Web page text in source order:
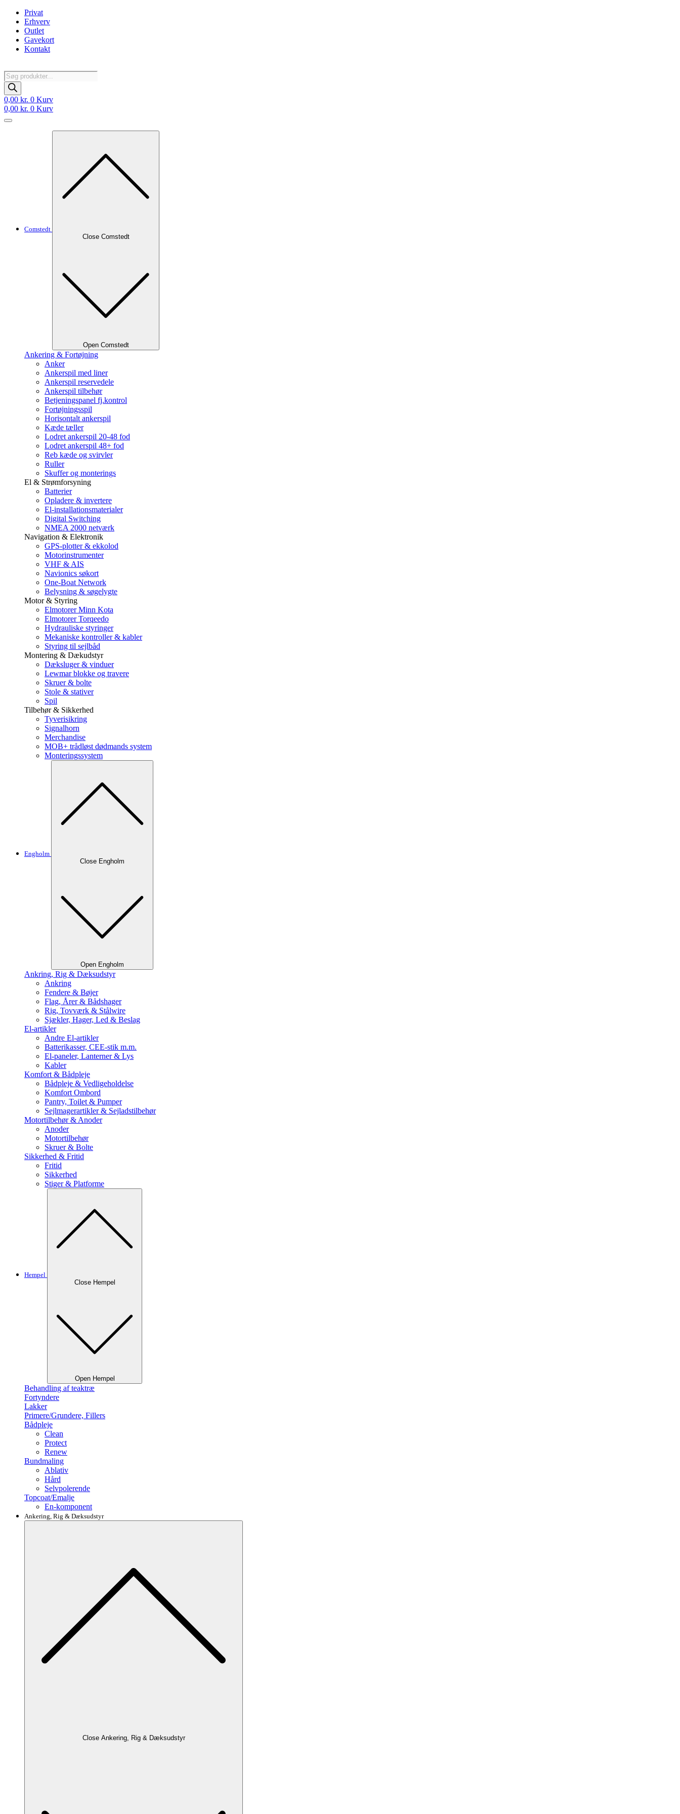
Videre
indhold
Privat
Erhverv
Outlet
Gavekort
Kontakt
Products
search
0,00 kr. 0 Kurv
0,00 kr. 0 Kurv
Comstedt
Close Comstedt
Open Comstedt
Ankering & Fortøjning
Anker
Ankerspil med liner
Ankerspil reservedele
Ankerspil tilbehør
Betjeningspanel fj.kontrol
Fortøjningsspil
Horisontalt ankerspil
Kæde tæller
Lodret ankerspil 20-48 fod
Lodret ankerspil 48+ fod
Reb kæde og svirvler
Ruller
Skuffer og monterings
El & Strømforsyning
Batterier
Opladere & invertere
El-installationsmaterialer
Digital Switching
NMEA 2000 netværk
Navigation & Elektronik
GPS-plotter & ekkolod
Motorinstrumenter
VHF & AIS
Navionics søkort
One-Boat Network
Belysning & søgelygte
Motor & Styring
Elmotorer Minn Kota
Elmotorer Torqeedo
Hydrauliske styringer
Mekaniske kontroller & kabler
Styring til sejlbåd
Montering & Dækudstyr
Dæksluger & vinduer
Lewmar blokke og travere
Skruer & bolte
Stole & stativer
Spil
Tilbehør & Sikkerhed
Tyverisikring
Signalhorn
Merchandise
MOB+ trådløst dødmands system
Monteringssystem
Engholm
Close Engholm
Open Engholm
Ankring, Rig & Dæksudstyr
Ankring
Fendere & Bøjer
Flag, Årer & Bådshager
Rig, Tovværk & Stålwire
Sjækler, Hager, Led & Beslag
El-artikler
Andre El-artikler
Batterikasser, CEE-stik m.m.
El-paneler, Lanterner & Lys
Kabler
Komfort & Bådpleje
Bådpleje & Vedligeholdelse
Komfort Ombord
Pantry, Toilet & Pumper
Sejlmagerartikler & Sejladstilbehør
Motortilbehør & Anoder
Anoder
Motortilbehør
Skruer & Bolte
Sikkerhed & Fritid
Fritid
Sikkerhed
Stiger & Platforme
Hempel
Close Hempel
Open Hempel
Behandling af teaktræ
Fortyndere
Lakker
Primere/Grundere, Fillers
Bådpleje
Clean
Protect
Renew
Bundmaling
Ablativ
Hård
Selvpolerende
Topcoat/Emalje
En-komponent
Ankering, Rig & Dæksudstyr
Close Ankering, Rig & Dæksudstyr